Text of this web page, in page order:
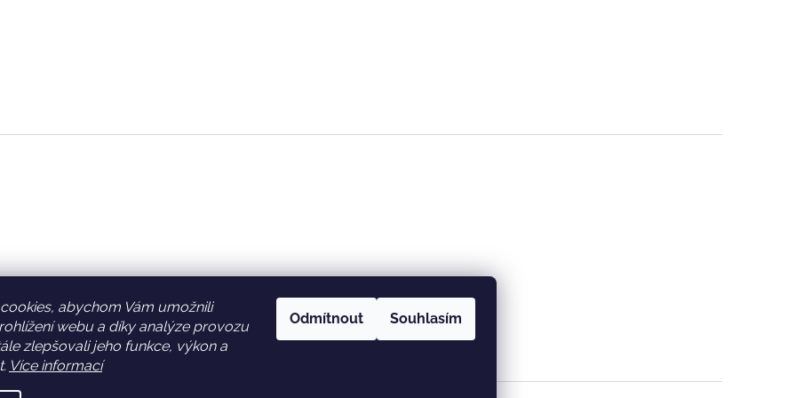
abychom Vám umožnili
webu a díky analýze provozu
zlepšovali jeho funkce, výkon a
Více informací
Odmítnout Souhlasím
Facebook Věrnostní slevy